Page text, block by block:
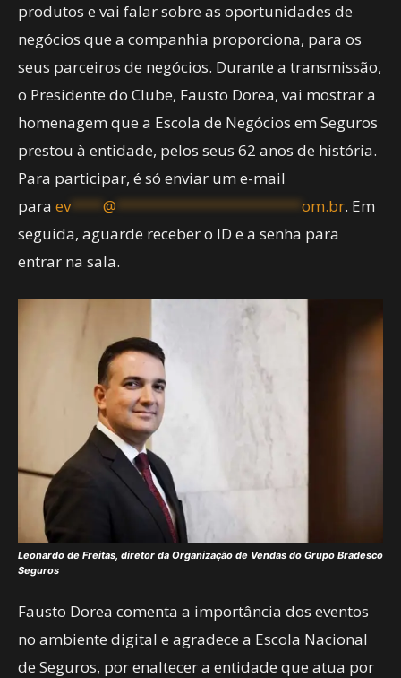
produtos e vai falar sobre as oportunidades de
negócios que a companhia proporciona, para os
seus parceiros de negócios. Durante a transmissão,
o Presidente do Clube, Fausto Dorea, vai mostrar a
homenagem que a Escola de Negócios em Seguros
prestou à entidade, pelos seus 62 anos de história.
Para participar, é só enviar um e-mail
para ev**** @ *********************** om.br. Em
seguida, aguarde receber o ID e a senha para
entrar na sala.
Leonardo de Freitas, diretor da Organização de Vendas do Grupo Bradesco
Seguros
Fausto Dorea comenta a importância dos eventos
no ambiente digital e agradece a Escola Nacional
de Seguros, por enaltecer a entidade que atua por